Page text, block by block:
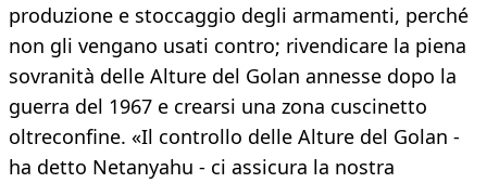
produzione e stoccaggio degli armamenti, perché
non gli vengano usati contro; rivendicare la piena
sovranità delle Alture del Golan annesse dopo la
guerra del 1967 e crearsi una zona cuscinetto
oltreconfine. «Il controllo delle Alture del Golan -
ha detto Netanyahu - ci assicura la nostra